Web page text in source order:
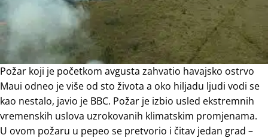
Požar koji je početkom avgusta zahvatio havajsko ostrvo
Maui odneo je više od sto života a oko hiljadu ljudi vodi se
kao nestalo, javio je BBC. Požar je izbio usled ekstremnih
vremenskih uslova uzrokovanih klimatskim promjenama.
U ovom požaru u pepeo se pretvorio i čitav jedan grad –